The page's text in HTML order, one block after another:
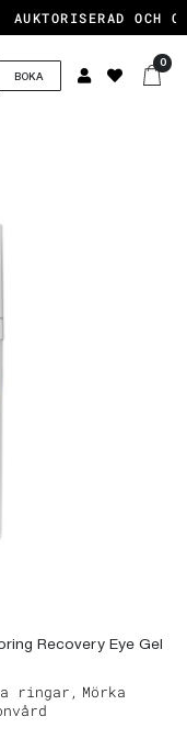
AUKTORISERAD OCH
BOKA
0
Recovery Eye Gel
ringar, Mörka